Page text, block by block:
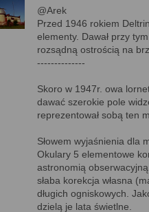
@Arek
Przed 1946 rokiem
elementy. Dawał przy
rozsądną ostrością na
--------------
Skoro w 1947r. owa
dawać szerokie pole
reprezentował sobą ten
Słowem wyjaśnienia dla
Okulary 5 elementowe
astronomią
słaba korekcja własna
długich ogniskowych.
dzielą je lata świetlne.